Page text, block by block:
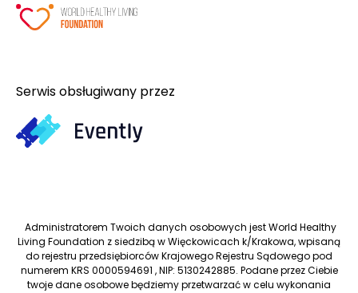
Serwis obsługiwany przez
Administratorem Twoich danych osobowych jest World Healthy
Living Foundation z siedzibą w Więckowicach k/Krakowa, wpisaną
do rejestru przedsiębiorców Krajowego Rejestru Sądowego pod
numerem KRS 0000594691 , NIP: 5130242885. Podane przez Ciebie
twoje dane osobowe będziemy przetwarzać w celu wykonania